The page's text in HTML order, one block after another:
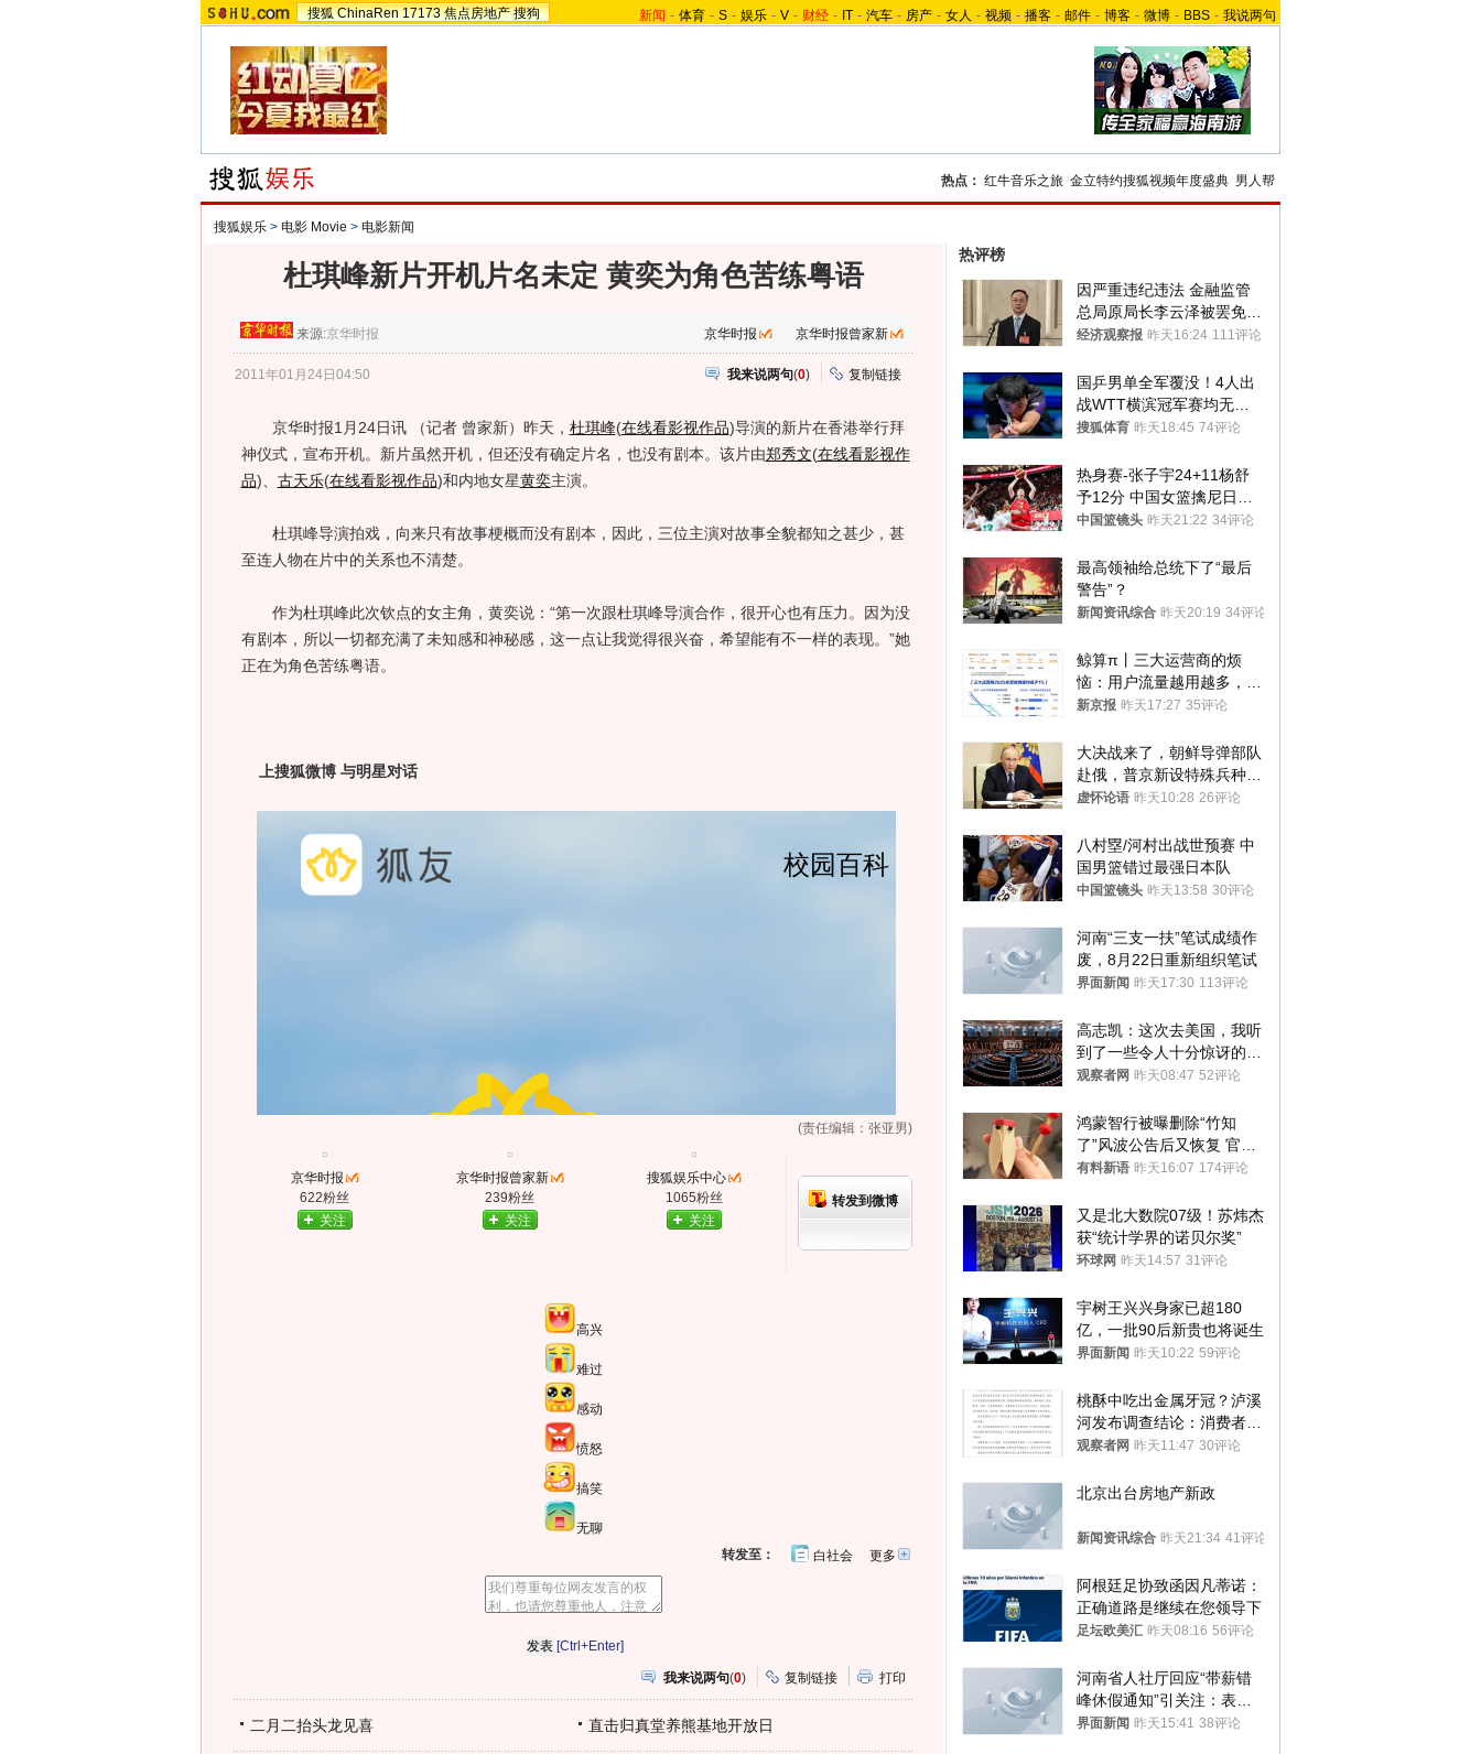
搜狐 ChinaRen 17173 焦点房地产 搜狗 新闻 - 体育 - S - 娱乐 - V - 财经 - IT - 汽车 - 房产 - 女人 - 视频 - 播客 - 邮件 - 博客 - 微博 - BBS - 我说两句
热点： 红牛音乐之旅 金立特约搜狐视频年度盛典 男人帮
搜狐娱乐 > 电影 Movie > 电影新闻
杜琪峰新片开机片名未定 黄奕为角色苦练粤语
来源:京华时报 京华时报 京华时报曾家新
2011年01月24日04:50 我来说两句(0) 复制链接
京华时报1月24日讯 （记者 曾家新）昨天， 杜琪峰(在线看影视作品)导演的新片在香港举行拜
神仪式，宣布开机。新片虽然开机，但还没有确定片名，也没有剧本。该片由郑秀文(在线看影视作
品) 古天乐(在线看影视作品)和内地女星黄奕主演。
杜琪峰导演拍戏，向来只有故事梗概而没有剧本，因此，三位主演对故事全貌都知之甚少，甚
至连人物在片中的关系也不清楚。
作为杜琪峰此次钦点的女主角，黄奕说：“第一次跟杜琪峰导演合作，很开心也有压力。因为没
有剧本，所以一切都充满了未知感和神秘感，这一点让我觉得很兴奋，希望能有不一样的表现。”她
正在为角色苦练粤语。
上搜狐微博 与明星对话
(责任编辑：张亚男)
京华时报
622粉丝
关注
京华时报曾家新
239粉丝
关注
搜狐娱乐中心
1065粉丝
关注
转发到微博
高兴
难过
感动
愤怒
搞笑
无聊
更多开
转发至： 白社会
[Ctrl+Enter]
我来说两句(0) 复制链接 打印
二月二抬头龙见喜 直击归真堂养熊基地开放日
热评榜
因严重违纪违法 金融监管
总局原局长李云泽被罢免全
国人大代表
经济观察报 昨天16:24 111评论
国乒男单全军覆没！4人出
战WTT横滨冠军赛均无缘
八强
搜狐体育 昨天18:45 74评论
热身赛-张子宇24+11杨舒
予12分 中国女篮擒尼日利
亚
中国篮镜头 昨天21:22 34评论
最高领袖给总统下了“最后
警告”？
新闻资讯综合 昨天20:19 34评论
鲸算π丨三大运营商的烦
恼：用户流量越用越多，收
入却越来越少
新京报 昨天17:27 35评论
大决战来了，朝鲜导弹部队
赴俄，普京新设特殊兵种，
76岁老将扛旗
虚怀论语 昨天10:28 26评论
八村塁/河村出战世预赛 中
国男篮错过最强日本队
中国篮镜头 昨天13:58 30评论
河南“三支一扶”笔试成绩作
废，8月22日重新组织笔试
界面新闻 昨天17:30 113评论
高志凯：这次去美国，我听
到了一些令人十分惊讶的消
息
观察者网 昨天08:47 52评论
鸿蒙智行被曝删除“竹知
了”风波公告后又恢复 官媒
曾力挺：劝华为要大度的，
有料新语 昨天16:07 174评论
又是北大数院07级！苏炜杰
获“统计学界的诺贝尔奖”
环球网 昨天14:57 31评论
宇树王兴兴身家已超180
亿，一批90后新贵也将诞生
界面新闻 昨天10:22 59评论
桃酥中吃出金属牙冠？泸溪
河发布调查结论：消费者已
澄清，所发视频情况不属实
观察者网 昨天11:47 30评论
北京出台房地产新政
新闻资讯综合 昨天21:34 41评论
阿根廷足协致函因凡蒂诺：
正确道路是继续在您领导下
足坛欧美汇 昨天08:16 56评论
河南省人社厅回应“带薪错
峰休假通知”引关注：表述
不够准确，待修改后印发
界面新闻 昨天15:41 38评论